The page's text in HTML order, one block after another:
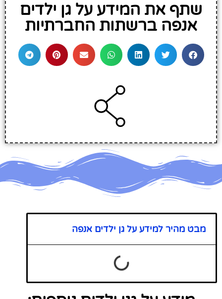
שתף את המידע על גן ילדים
אנפה ברשתות החברתיות
מבט מהיר למידע על גן ילדים אנפה